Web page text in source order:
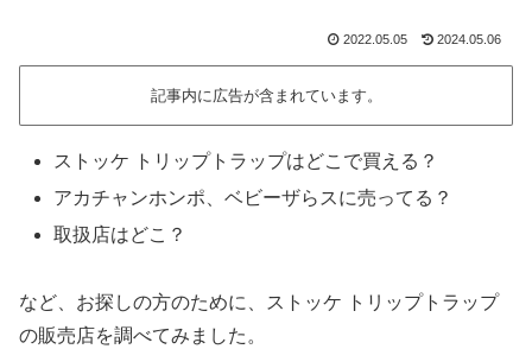
2022.05.05 2024.05.06
記事内に広告が含まれています。
ストッケ トリップトラップはどこで買える？
アカチャンホンポ、ベビーザらスに売ってる？
取扱店はどこ？
など、お探しの方のために、ストッケ トリップトラップ
の販売店を調べてみました。